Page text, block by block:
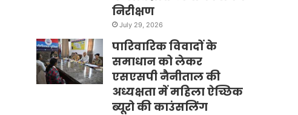
निरीक्षण
July 29, 2026
पारिवारिक विवादों के
समाधान को लेकर
एसएसपी नैनीताल की
अध्यक्षता में महिला ऐच्छिक
ब्यूरो की काउंसलिंग